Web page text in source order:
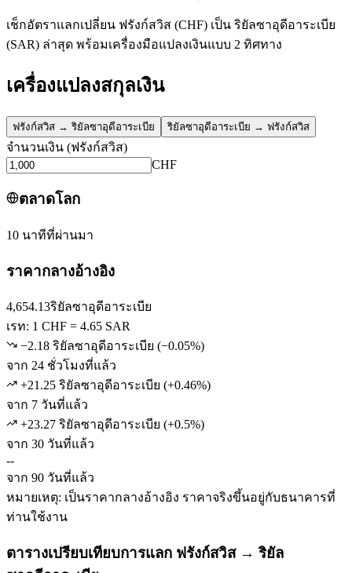
เช็กอัตราแลกเปลี่ยน ฟรังก์สวิส (CHF) เป็น ริยัลซาอุดีอาระเบีย
(SAR) ล่าสุด พร้อมเครื่องมือแปลงเงินแบบ 2 ทิศทาง
เครื่องแปลงสกุลเงิน
ฟรังก์สวิส → ริยัลซาอุดีอาระเบีย ริยัลซาอุดีอาระเบีย → ฟรังก์สวิส
จำนวนเงิน (ฟรังก์สวิส)
CHF
ตลาดโลก
10 นาทีที่ผ่านมา
ราคากลางอ้างอิง
4,654.13ริยัลซาอุดีอาระเบีย
เรท: 1 CHF = 4.65 SAR
−2.18 ริยัลซาอุดีอาระเบีย (−0.05%)
จาก 24 ชั่วโมงที่แล้ว
+21.25 ริยัลซาอุดีอาระเบีย (+0.46%)
จาก 7 วันที่แล้ว
+23.27 ริยัลซาอุดีอาระเบีย (+0.5%)
จาก 30 วันที่แล้ว
--
จาก 90 วันที่แล้ว
หมายเหตุ: เป็นราคากลางอ้างอิง ราคาจริงขึ้นอยู่กับธนาคารที่
ท่านใช้งาน
ตารางเปรียบเทียบการแลก ฟรังก์สวิส → ริยัล